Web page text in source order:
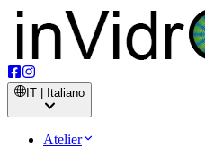
IT | Italiano
Atelier